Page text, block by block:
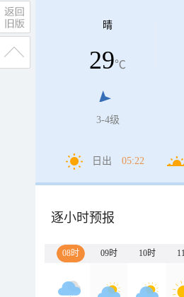
晴
29℃
3-4级
日出 05:22
逐小时预报
08时 09时 10时